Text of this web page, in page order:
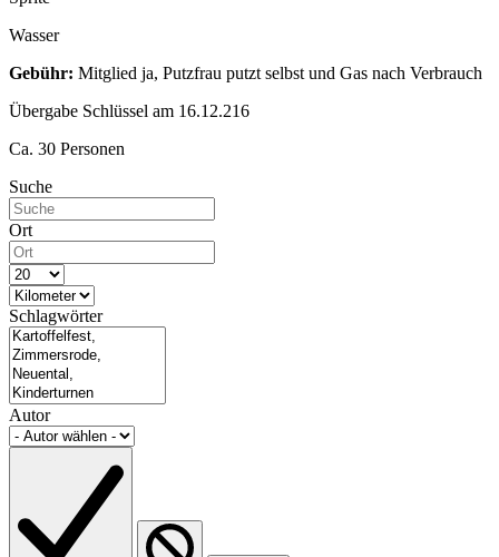
Wasser
Gebühr: Mitglied ja, Putzfrau putzt selbst und Gas nach Verbrauch
Übergabe Schlüssel am 16.12.216
Ca. 30 Personen
Suche
Ort
Schlagwörter
Autor